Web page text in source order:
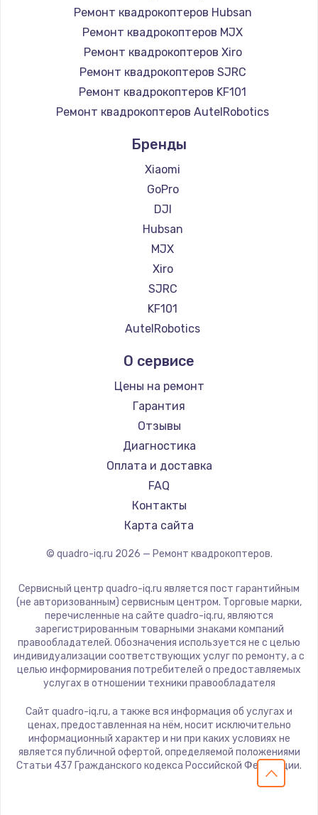
Ремонт квадрокоптеров Hubsan
Ремонт квадрокоптеров MJX
Ремонт квадрокоптеров Xiro
Ремонт квадрокоптеров SJRC
Ремонт квадрокоптеров KF101
Ремонт квадрокоптеров AutelRobotics
Бренды
Xiaomi
GoPro
DJI
Hubsan
MJX
Xiro
SJRC
KF101
AutelRobotics
О сервисе
Цены на ремонт
Гарантия
Отзывы
Диагностика
Оплата и доставка
FAQ
Контакты
Карта сайта
© quadro-iq.ru 2026 — Ремонт квадрокоптеров.
Сервисный центр quadro-iq.ru является пост гарантийным
(не авторизованным) сервисным центром. Торговые марки,
перечисленные на сайте quadro-iq.ru, являются
зарегистрированным товарными знаками компаний
правообладателей. Обозначения используется не с целью
индивидуализации соответствующих услуг по ремонту, а с
целью информирования потребителей о предоставляемых
услугах в отношении техники правообладателя
Сайт quadro-iq.ru, а также вся информация об услугах и
ценах, предоставленная на нём, носит исключительно
информационный характер и ни при каких условиях не
является публичной офертой, определяемой положениями
Статьи 437 Гражданского кодекса Российской Федерации.